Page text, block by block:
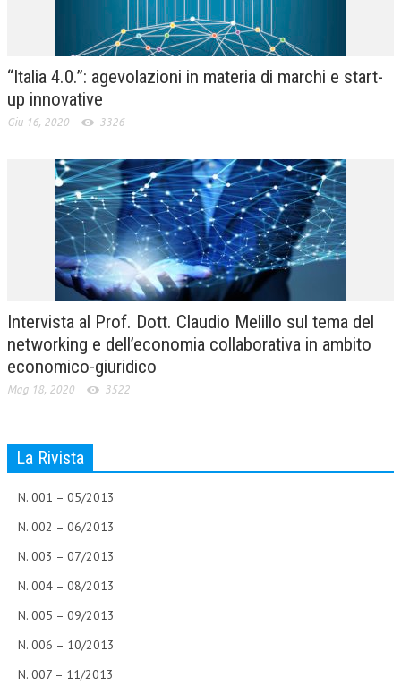
DOCUMENTI
MANUALI E MONOGRAFIE
TESI DI LAUREA
INVITI E PROMOZIONI
“Italia 4.0.”: agevolazioni in materia di marchi e start-
up innovative
Giu 16, 2020 3326
Intervista al Prof. Dott. Claudio Melillo sul tema del
networking e dell’economia collaborativa in ambito
economico-giuridico
Mag 18, 2020 3522
La Rivista
N. 001 – 05/2013
N. 002 – 06/2013
N. 003 – 07/2013
N. 004 – 08/2013
N. 005 – 09/2013
N. 006 – 10/2013
N. 007 – 11/2013